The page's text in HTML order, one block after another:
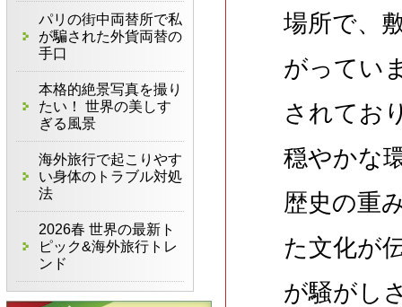
場所で、
がってい
されてお
穏やかな
歴史の重
た文化が
が騒がし
パリの街中両替所で私
が騙された外貨両替の
手口
本格的絶景写真を撮り
たい！ 世界の美しす
ぎる風景
海外旅行で起こりやす
い身体のトラブル対処
法
2026春 世界の最新ト
ピック&海外旅行トレ
ンド